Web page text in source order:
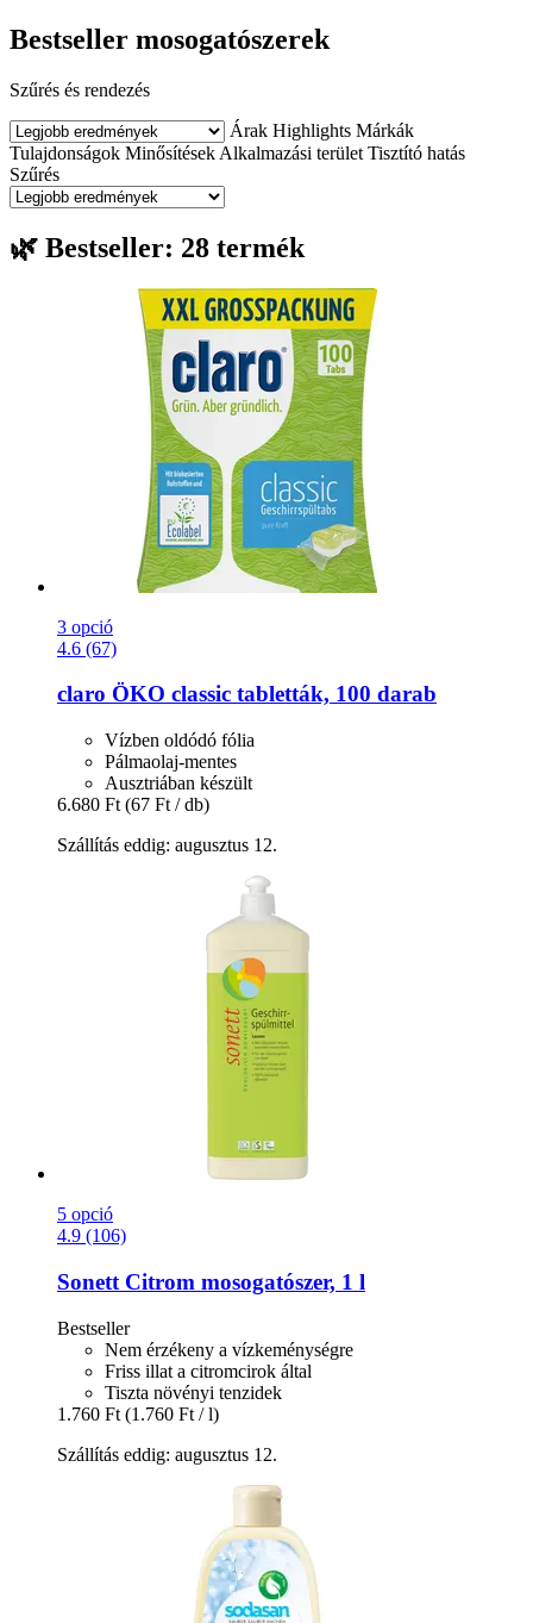
Bestseller mosogatószerek
Szűrés és rendezés
Árak Highlights Márkák
Tulajdonságok Minősítések Alkalmazási terület Tisztító hatás
Szűrés
🌿 Bestseller: 28 termék
3 opció
4.6 (67)
claro ÖKO classic tabletták, 100 darab
Vízben oldódó fólia
Pálmaolaj-mentes
Ausztriában készült
6.680 Ft (67 Ft / db)
Szállítás eddig: augusztus 12.
5 opció
4.9 (106)
Sonett Citrom mosogatószer, 1 l
Bestseller
Nem érzékeny a vízkeménységre
Friss illat a citromcirok által
Tiszta növényi tenzidek
1.760 Ft (1.760 Ft / l)
Szállítás eddig: augusztus 12.